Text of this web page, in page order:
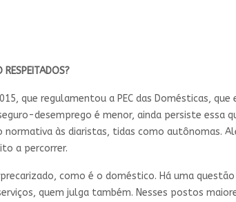
que regulamentou a PEC das Domésticas, que
desemprego é menor, ainda persiste essa
normativa às diaristas, tidas como autônomas.
a percorrer.
como é o doméstico. Há uma questão
quem julga também. Nesses postos